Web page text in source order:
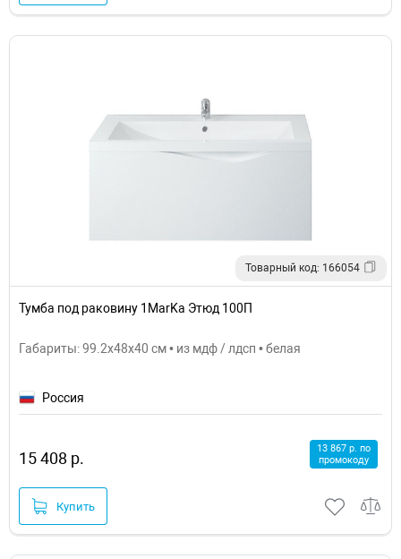
Товарный код: 166054
Тумба под раковину 1MarKa Этюд 100П
Габариты: 99.2x48x40 см • из мдф / лдсп • белая
Россия
15 408 р.
13 867 р. по
промокоду
Купить